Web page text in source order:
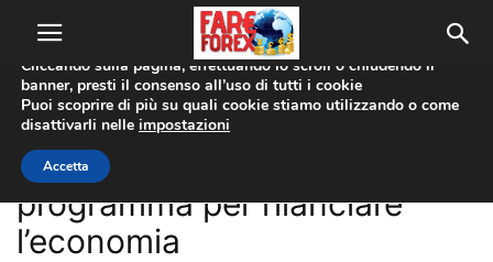
Home Economia
Economia
Giovanni Tria presenta
programma per rilanciare
l’economia
Utilizziamo i cookie per offrirti la migliore esperienza sul nostro
sito web.
Cliccando sulla pagina, effettuando lo scroll o chiudendo il
banner, presti il consenso all’uso di tutti i cookie
Puoi scoprire di più su quali cookie stiamo utilizzando o come
disattivarli nelle impostazioni
Accetta